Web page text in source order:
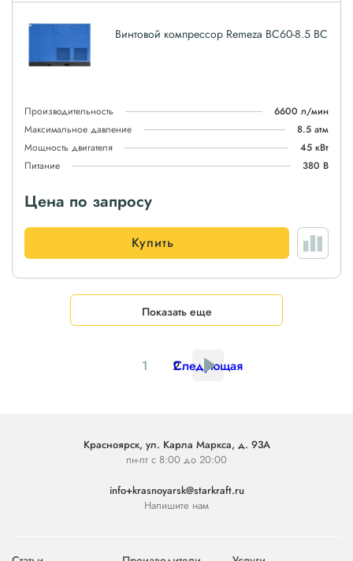
Винтовой компрессор Remeza ВС60-8.5 ВС
Производительность
6600 л/мин
Максимальное давление
8.5 атм
Мощность двигателя
45 кВт
Питание
380 В
Цена по запросу
Купить
Показать еще
1 2
Следующая
Красноярск, ул. Карла Маркса, д. 93А
пн-пт с 8:00 до 20:00
info+krasnoyarsk@starkraft.ru
Напишите нам